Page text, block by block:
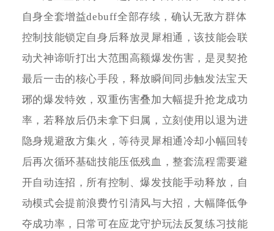
自身全套增益debuff全部存续，确认无敌方群体
控制技能锁定自身后释放灵犀相通，该技能会联
动犬神谛听打出大范围高额爆发伤害，是灵契抢
最后一击的核心手段，释放瞬间同步触发法宝天
琊的爆发特效，双重伤害叠加大幅提升抢龙成功
率，若释放后仍未拿下归属，立刻使用以退为进
隐身规避敌方集火，等待灵犀相通冷却小幅回转
后再次循环基础技能压低残血，整套流程需要避
开自动连招，所有控制、爆发技能手动释放，自
动模式会提前浪费竹引清风与大招，大幅降低争
夺成功率，日常可在应龙守护玩法反复练习技能